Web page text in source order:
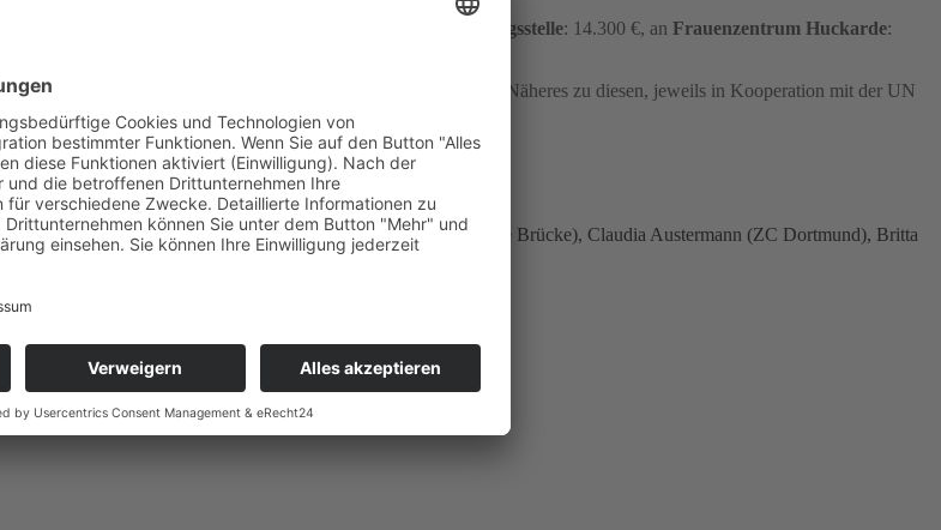
Projekte: Frauenübernachtungsstelle: 14.300 €, an Frauenzentrum Huckarde:
International haben wir bisher mit über
unterstützt. Näheres zu diesen, jeweils in Kooperation mit der UN
ohne Gewalt" im Okt. 2025 (v.l.n.r. Volker Schattenberg (Die Brücke), Claudia Austermann (ZC Dortmund), Britta
Kathrin Eckhoff (ZC DO Phoenix). Foto: ZC Dortmund
in 2025